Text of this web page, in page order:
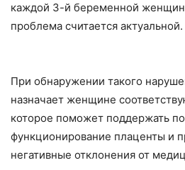
каждой 3-й беременной
проблема считается актуальной.
При обнаружении такого
назначает женщине
которое поможет поддержать
функционирование плаценты и
негативные отклонения от